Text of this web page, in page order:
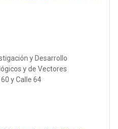
y Desarrollo
y de Vectores
y Calle 64